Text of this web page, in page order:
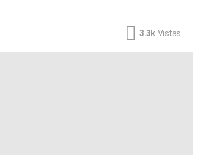
3.3k Vistas